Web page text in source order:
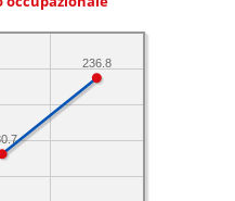
236.8